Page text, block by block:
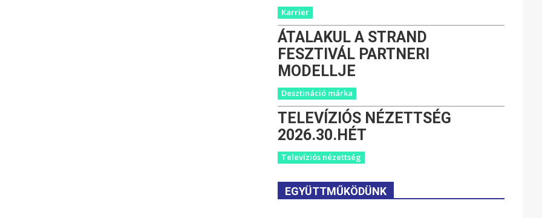
Karrier
ÁTALAKUL A STRAND
FESZTIVÁL PARTNERI
MODELLJE
Desztináció márka
TELEVÍZIÓS NÉZETTSÉG
2026.30.HÉT
Televíziós nézettség
EGYÜTTMŰKÖDÜNK